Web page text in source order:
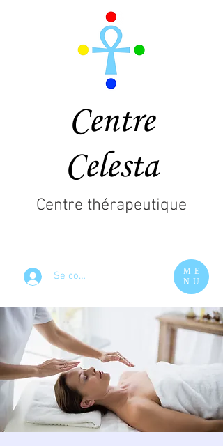
Centre
Celesta
Se connecter
ME
NU
Centre thérapeutique